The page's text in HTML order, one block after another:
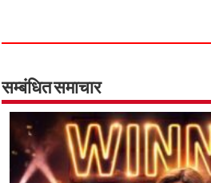
e
o
o
k
t
A
p
p
t
r
e
a
m
i
y
n
k
सम्बंधित समाचार